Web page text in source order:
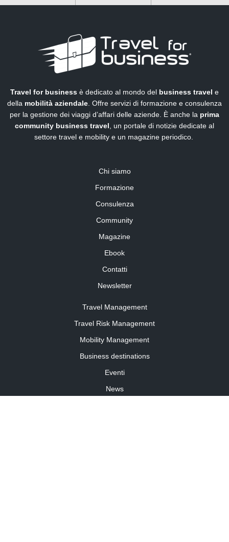
Travel for business è dedicato al mondo del business travel e
della mobilità aziendale . Offre servizi di formazione e consulenza
per la gestione dei viaggi d’affari delle aziende. È anche la prima
community business travel , un portale di notizie dedicate al
settore travel e mobility e un magazine periodico.
Chi siamo
Formazione
Consulenza
Community
Magazine
Ebook
Contatti
Newsletter
Travel Management
Travel Risk Management
Mobility Management
Business destinations
Eventi
News